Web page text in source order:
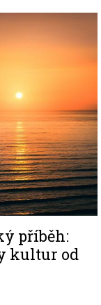
příběh:
kultur od